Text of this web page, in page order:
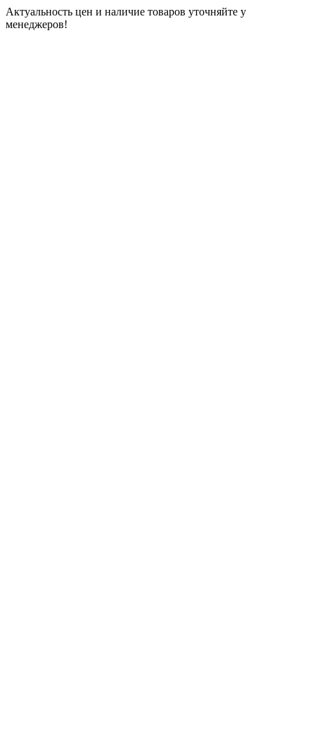
Актуальность цен и наличие товаров уточняйте у
менеджеров!